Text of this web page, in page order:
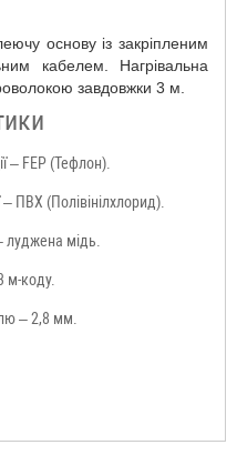
основу із закріпленим
кабелем. Нагрівальна
завдовжки 3 м.
– FEP (Тефлон).
– ПВХ (Полівінілхлорид).
луджена мідь.
м-коду.
– 2,8 мм.